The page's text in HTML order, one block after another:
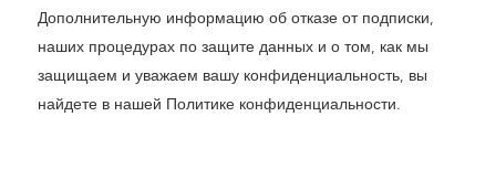
Дополнительную информацию об отказе от подписки,
наших процедурах по защите данных и о том, как мы
защищаем и уважаем вашу конфиденциальность, вы
найдете в нашей Политике конфиденциальности.